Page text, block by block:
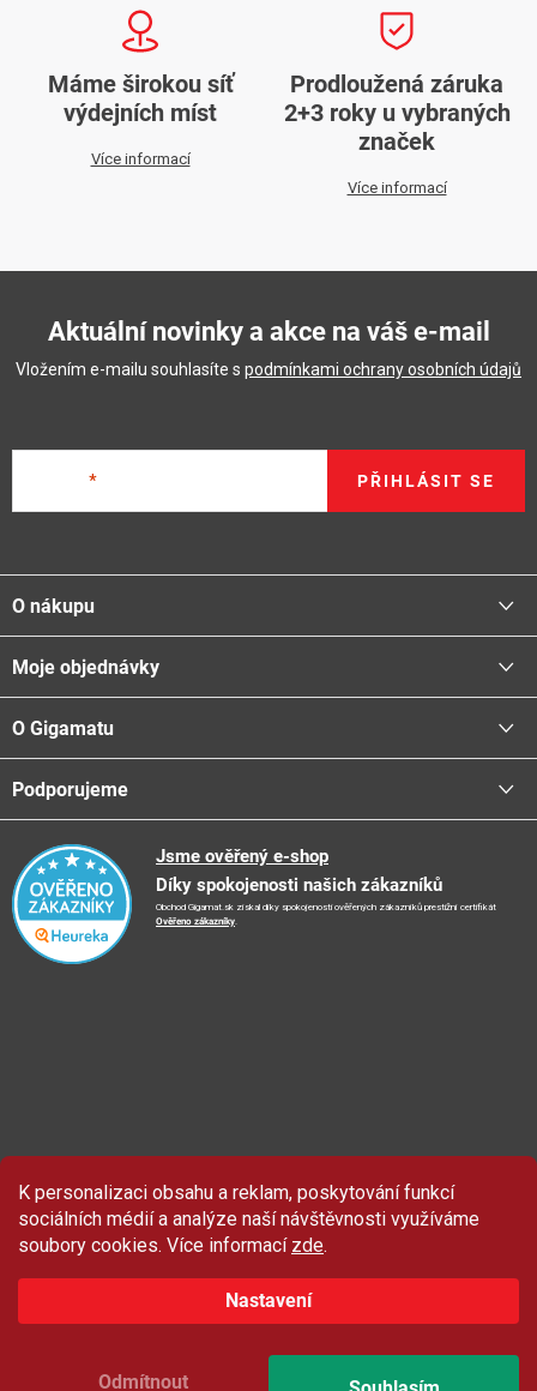
K personalizaci obsahu a reklam, poskytování funkcí
sociálních médií a analýze naší návštěvnosti využíváme
soubory cookies. Více informací zde.
Nastavení
Odmítnout
Máme širokou síť
výdejních míst
Více informací
Prodloužená záruka
2+3 roky u vybraných
značek
Více informací
Aktuální novinky a akce na váš e-mail
Vložením e-mailu souhlasíte s podmínkami ochrany osobních údajů
PŘIHLÁSIT SE
á
p
a
O nákupu
Proč nakupovat u nás
Platba - možnosti
Centrála a odběrná místa
Reklamační řád
Vrácení zboží a reklamace
Doporučení při nákupu
Ochrana osobních údajů
Moje objednávky
Přihlásit
O Gigamatu
📞Kontakty
📺TV reklama
📝Blog
🤝 Partneři
Podporujeme
Podporujeme
🏨FN Bulovka
🏨Nemocnice Homolka
Jsme ověřený e-shop
Díky spokojenosti našich zákazníků
Obchod Gigamat.sk získal díky spokojenosti ověřených zákazníků prestižní certifikát
Ověřeno zákazníky.